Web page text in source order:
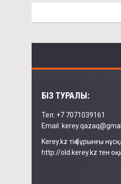
БІЗ ТУРАЛЫ:
Тел: +7 7071039161
Email:
Kerey.kz тің бұрынғы
http://old.kerey.kz тен